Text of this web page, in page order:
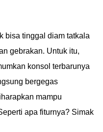
bisa tinggal diam tatkala
gebrakan. Untuk itu,
konsol terbarunya
bergegas
mampu
apa fiturnya? Simak